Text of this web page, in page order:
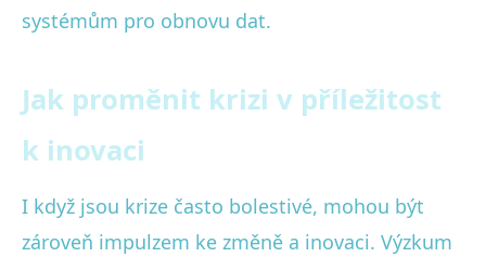
systémům pro obnovu dat.
Jak proměnit krizi v příležitost
k inovaci
I když jsou krize často bolestivé, mohou být
zároveň impulzem ke změně a inovaci. Výzkum